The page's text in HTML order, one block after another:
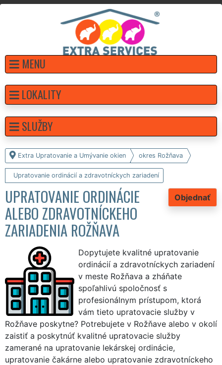
MENU
Extra Upratovanie a Umývanie okien okres Rožňava
Upratovanie ordinácií a zdravotníckych zariadení
Objednať
UPRATOVANIE ORDINÁCIE
ALEBO ZDRAVOTNÍCKEHO
ZARIADENIA ROŽŇAVA
Dopytujete kvalitné upratovanie
ordinácií a zdravotníckych zariadení
v meste Rožňava a zháňate
spoľahlivú spoločnosť s
profesionálnym prístupom, ktorá
vám tieto upratovacie služby v
Rožňave poskytne? Potrebujete v Rožňave alebo v okolí
zaistiť a poskytnúť kvalitné upratovacie služby
zamerané na upratovanie lekárskej ordinácie,
upratovanie čakárne alebo upratovanie zdravotníckeho
LOKALITY
SLUŽBY